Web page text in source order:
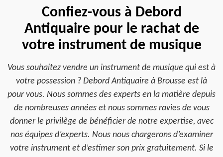
Confiez-vous à Debord
Antiquaire pour le rachat de
votre instrument de musique
Vous souhaitez vendre un instrument de musique qui est à
votre possession ? Debord Antiquaire à Brousse est là
pour vous. Nous sommes des experts en la matière depuis
de nombreuses années et nous sommes ravies de vous
donner le privilège de bénéficier de notre expertise, avec
nos équipes d’experts. Nous nous chargerons d’examiner
votre instrument et d’estimer son prix gratuitement. Si le